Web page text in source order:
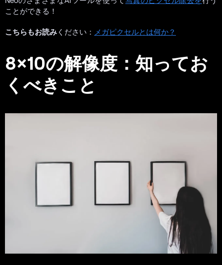
ことができる！
こちらもお読み ください： メガピクセルとは何か？
8×10の解像度：知ってお
くべきこと